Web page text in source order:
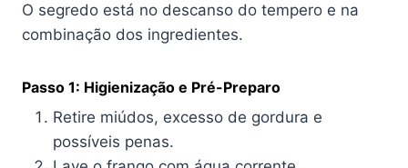
O segredo está no descanso do tempero e na
combinação dos ingredientes.
Passo 1: Higienização e Pré-Preparo
Retire miúdos, excesso de gordura e
possíveis penas.